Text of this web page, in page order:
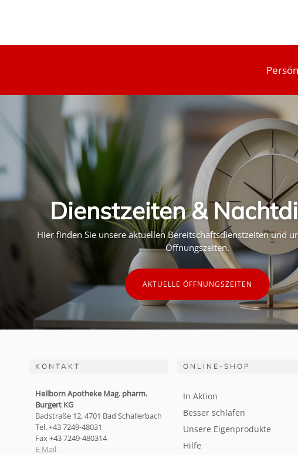
Dienstzeiten &
Hier finden Sie unsere aktuellen Bereitschaftsdienstzeiten und
Öffnungszeiten.
AKTUELLE ÖFFNUNGSZEITEN
KONTAKT
Heilborn Apotheke Mag. pharm.
Burgert KG
Badstraße 12, 4701 Bad Schallerbach
Tel. +43 7249-48031
Fax +43 7249-480314
E-Mail
ONLINE-SHOP
In Aktion
Besser schlafen
Unsere Eigenprodukte
Hilfe